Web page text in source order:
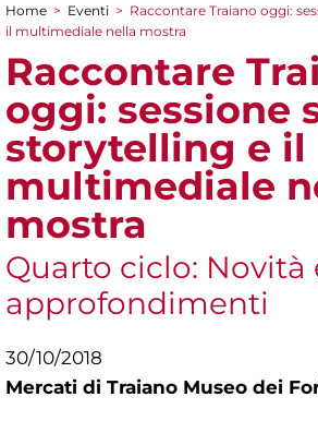
Tu sei qui
Home > Eventi > Raccontare Traiano oggi:
il multimediale nella mostra
Raccontare
oggi: sessione
storytelling e il
multimediale
mostra
Quarto ciclo: Novità
approfondimenti
30/10/2018
Mercati di Traiano Museo dei